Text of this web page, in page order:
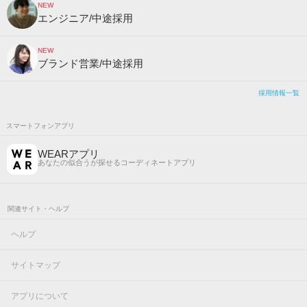
NEW
エンジニア/中途採用
NEW
ブランド営業/中途採用
採用情報一覧
スマートフォンアプリ
WEARアプリ
あなたの似合うが探せるコーディネートアプリ
関連サイト・ヘルプ
ヘルプ
サイトマップ
アプリについて